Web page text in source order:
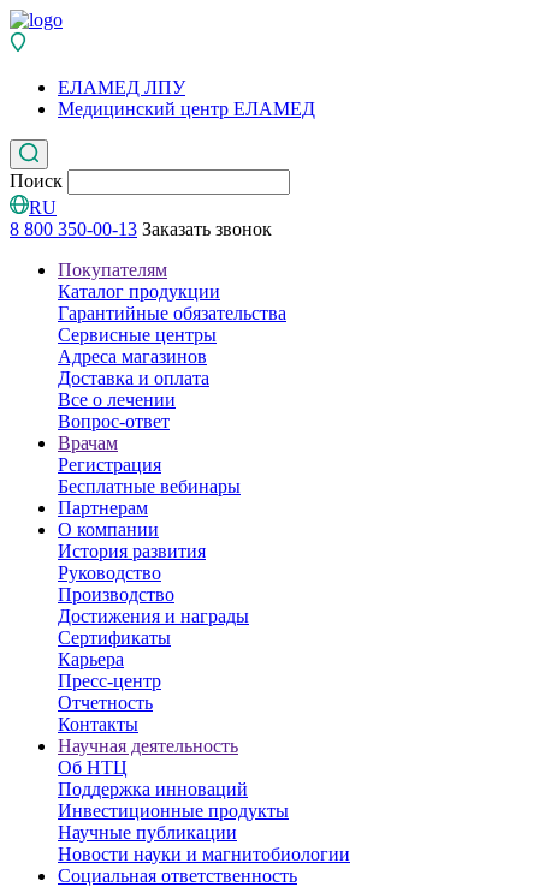
ЕЛАМЕД ЛПУ
Медицинский центр ЕЛАМЕД
Поиск
RU
8 800 350-00-13 Заказать звонок
Покупателям
Каталог продукции
Гарантийные обязательства
Сервисные центры
Адреса магазинов
Доставка и оплата
Все о лечении
Вопрос-ответ
Врачам
Регистрация
Бесплатные вебинары
Партнерам
О компании
История развития
Руководство
Производство
Достижения и награды
Сертификаты
Карьера
Пресс-центр
Отчетность
Контакты
Научная деятельность
Об НТЦ
Поддержка инноваций
Инвестиционные продукты
Научные публикации
Новости науки и магнитобиологии
Социальная ответственность